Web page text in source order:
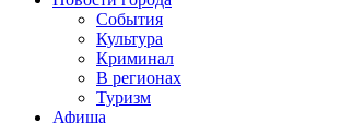
События
Культура
Криминал
В регионах
Туризм
Афиша